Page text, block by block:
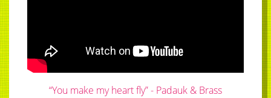
“You make my heart fly” - Padauk & Brass